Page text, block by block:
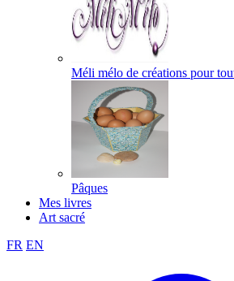
Méli mélo de créations pour
Pâques
Mes livres
Art sacré
FR EN